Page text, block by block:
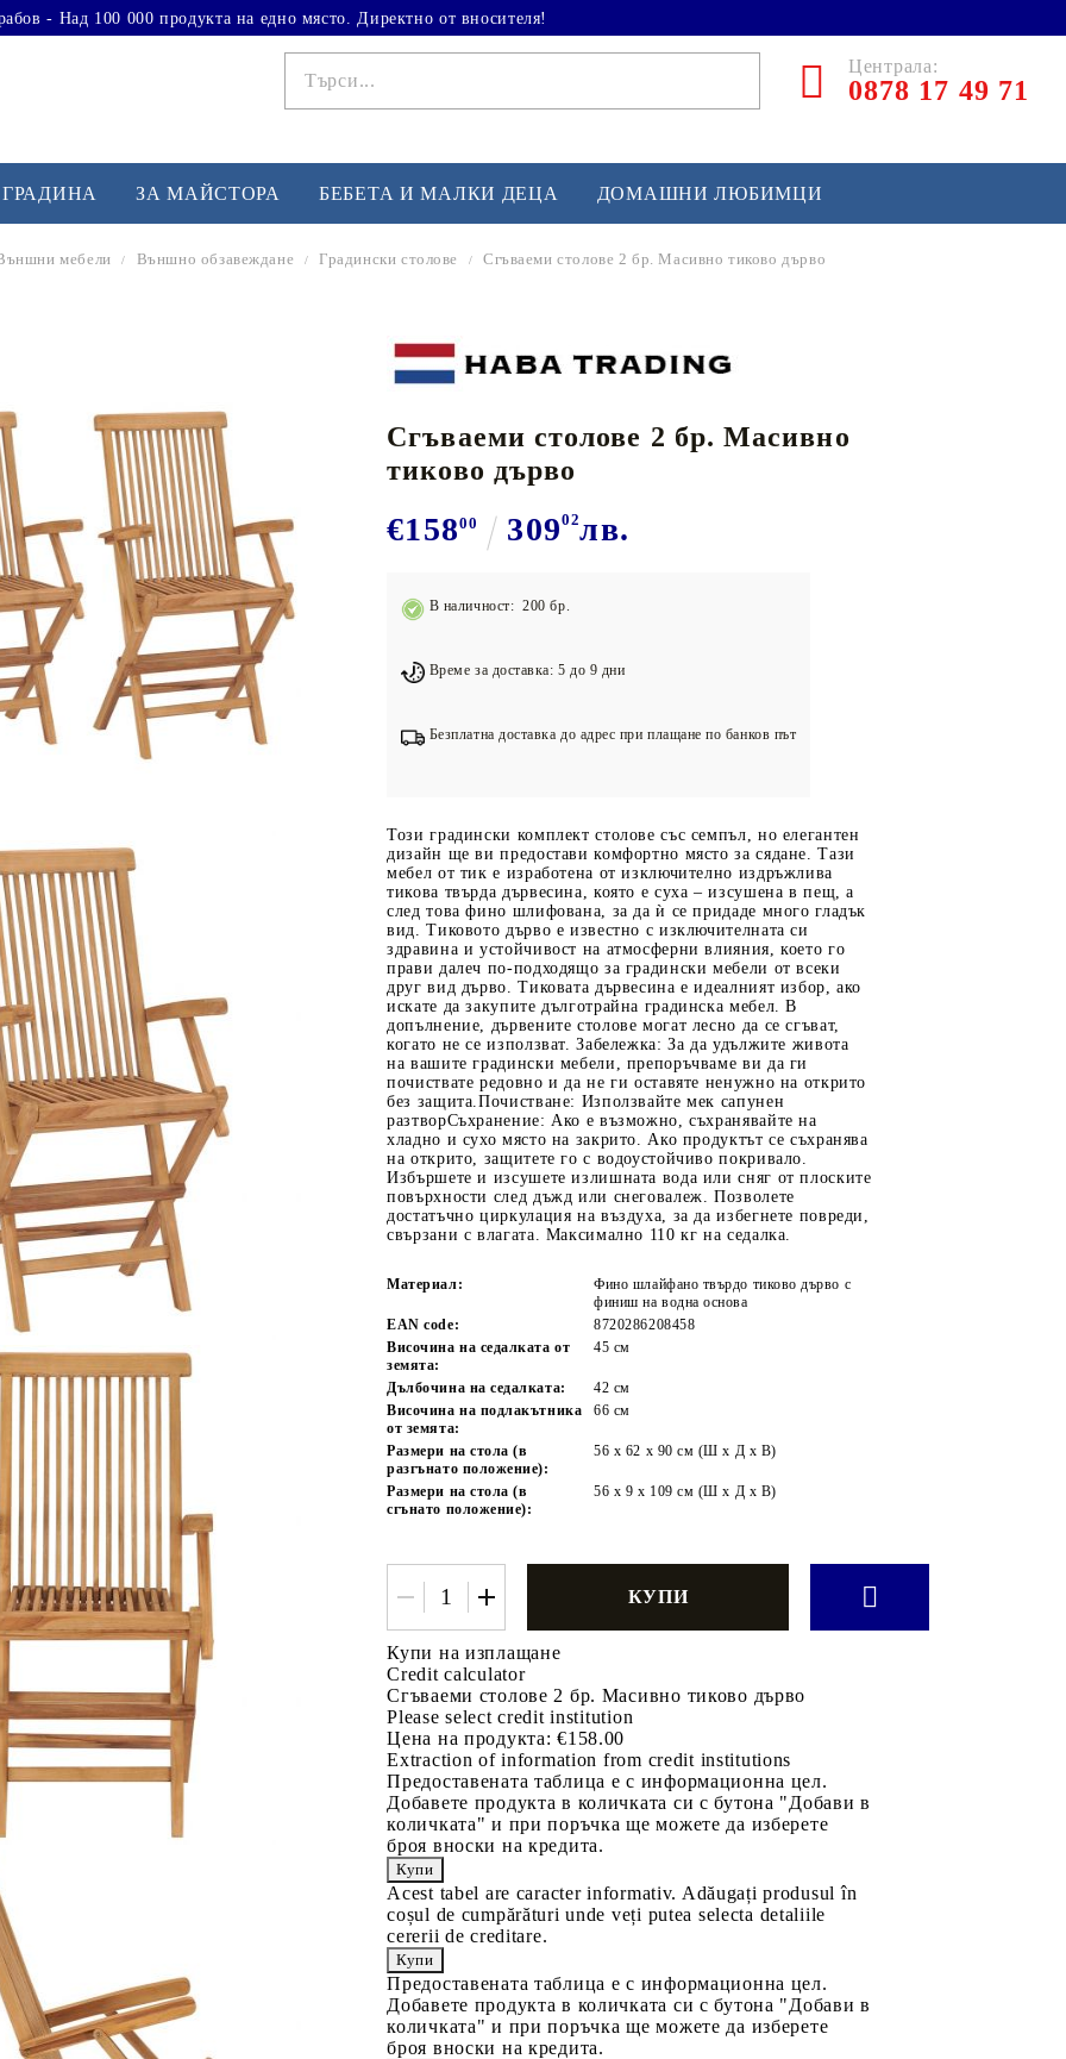
- Над 100 000 продукта на едно място. Директно от вносителя!
Централа:
0878 17 49 71
Йога и пилатес
Лежанки за упражнения
Тренажори за баланс
Подложки за фитнес уреди
Лостове за набиране
Силови кули
Йога и пилатес
Баскетбол
Бейзбол и софтбол
Хокей и лакрос
Основно спортно оборудване
ЗА МАЙСТОРА БЕБЕТА И МАЛКИ ДЕЦА ДОМАШНИ ЛЮБИМЦИ
мебели Външно обзавеждане Градински столове Сгъваеми столове 2 бр. Масивно тиково дърво
Сгъваеми столове 2 бр. Масивно
тиково дърво
€15800 30902лв.
В наличност: 200 бр.
Време за доставка: 5 до 9 дни
Безплатна доставка до адрес при плащане по банков път
Този градински комплект столове със семпъл, но елегантен
дизайн ще ви предостави комфортно място за сядане. Тази
мебел от тик е изработена от изключително издръжлива
тикова твърда дървесина, която е суха – изсушена в пещ, а
след това фино шлифована, за да ѝ се придаде много гладък
вид. Тиковото дърво е известно с изключителната си
здравина и устойчивост на атмосферни влияния, което го
прави далеч по-подходящо за градински мебели от всеки
друг вид дърво. Тиковата дървесина е идеалният избор, ако
искате да закупите дълготрайна градинска мебел. В
допълнение, дървените столове могат лесно да се сгъват,
когато не се използват. Забележка: За да удължите живота
на вашите градински мебели, препоръчваме ви да ги
почиствате редовно и да не ги оставяте ненужно на открито
без защита.Почистване: Използвайте мек сапунен
разтворСъхранение: Ако е възможно, съхранявайте на
хладно и сухо място на закрито. Ако продуктът се съхранява
на открито, защитете го с водоустойчиво покривало.
Избършете и изсушете излишната вода или сняг от плоските
повърхности след дъжд или снеговалеж. Позволете
достатъчно циркулация на въздуха, за да избегнете повреди,
свързани с влагата. Максимално 110 кг на седалка.
Материал:
Фино шлайфано твърдо тиково дърво с
финиш на водна основа
EAN code:
8720286208458
Височина на седалката от
земята:
45 см
Дълбочина на седалката:
42 см
Височина на подлакътника
от земята:
66 см
Размери на стола (в
разгънато положение):
56 x 62 x 90 см (Ш х Д х В)
Размери на стола (в
сгънато положение):
56 x 9 x 109 см (Ш х Д х В)
Купи на изплащане
Credit calculator
Сгъваеми столове 2 бр. Масивно тиково дърво
Please select credit institution
Цена на продукта: €158.00
Extraction of information from credit institutions
Предоставената таблица е с информационна цел.
Добавете продукта в количката си с бутона "Добави в
количката" и при поръчка ще можете да изберете
броя вноски на кредита.
Acest tabel are caracter informativ. Adăugați produsul în
coșul de cumpărături unde veți putea selecta detaliile
cererii de creditare.
Предоставената таблица е с информационна цел.
Добавете продукта в количката си с бутона "Добави в
количката" и при поръчка ще можете да изберете
броя вноски на кредита.